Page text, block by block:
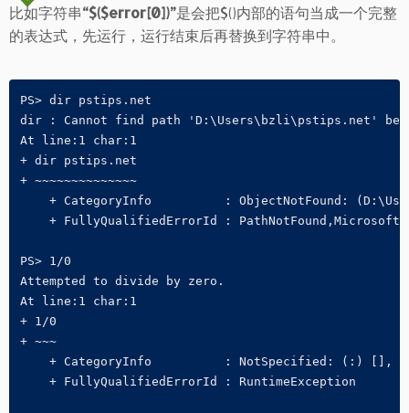
比如字符串“$($error[0])”是会把$()内部的语句当成一个完整
的表达式，先运行，运行结束后再替换到字符串中。
PS> dir pstips.net
dir : Cannot find path 'D:\Users\bzli\pstips.net'
At line:1 char:1
+ dir pstips.net
+ ~~~~~~~~~~~~~~
+ CategoryInfo          : ObjectNotFound:
+ FullyQualifiedErrorId :
PS> 1/0
Attempted to divide by zero.
At line:1 char:1
+ 1/0
+ ~~~
+ CategoryInfo          : NotSpecified: (:) [],
    + FullyQualifiedErrorId : RuntimeException